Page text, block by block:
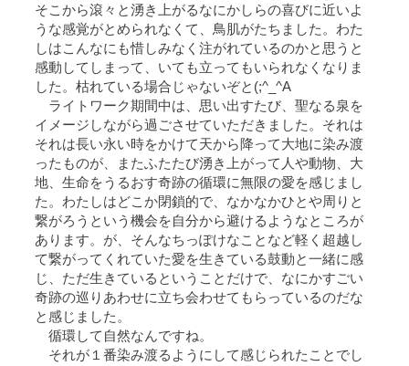
そこから滾々と湧き上がるなにかしらの喜びに近いよ
うな感覚がとめられなくて、鳥肌がたちました。わた
しはこんなにも惜しみなく注がれているのかと思うと
感動してしまって、いても立ってもいられなくなりま
した。枯れている場合じゃないぞと(;^_^A
ライトワーク期間中は、思い出すたび、聖なる泉を
イメージしながら過ごさせていただきました。それは
それは長い永い時をかけて天から降って大地に染み渡
ったものが、またふたたび湧き上がって人や動物、大
地、生命をうるおす奇跡の循環に無限の愛を感じまし
た。わたしはどこか閉鎖的で、なかなかひとや周りと
繋がろうという機会を自分から避けるようなところが
あります。が、そんなちっぽけなことなど軽く超越し
て繋がってくれていた愛を生きている鼓動と一緒に感
じ、ただ生きているということだけで、なにかすごい
奇跡の巡りあわせに立ち会わせてもらっているのだな
と感じました。
循環して自然なんですね。
それが１番染み渡るようにして感じられたことでし